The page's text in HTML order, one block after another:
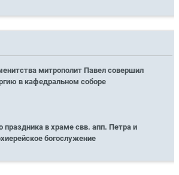
митрополит Павел совершил
в кафедральном соборе
праздника в храме свв. апп. Петра и
богослужение